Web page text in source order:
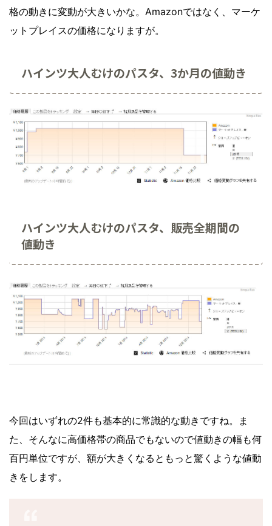
格の動きに変動が大きいかな。Amazonではなく、マーケ
ットプレイスの価格になりますが。
ハインツ大人むけのパスタ、3か月の値動き
ハインツ大人むけのパスタ、販売全期間の
値動き
今回はいずれの2件も基本的に常識的な動きですね。ま
た、そんなに高価格帯の商品でもないので値動きの幅も何
百円単位ですが、額が大きくなるともっと驚くような値動
きをします。